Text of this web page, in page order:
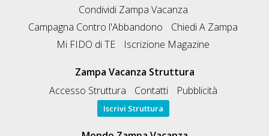
Condividi Zampa Vacanza
Campagna Contro l'Abbandono
Chiedi A Zampa
Mi FIDO di TE
Iscrizione Magazine
Zampa Vacanza Struttura
Accesso Struttura
Contatti Pubblicità
Iscrivi Struttura